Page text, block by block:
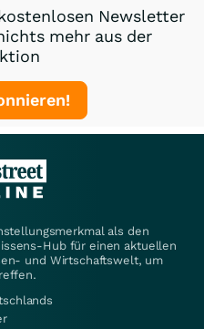
Newsletter
mehr aus der
als den
Hub für einen aktuellen
und Wirtschaftswelt, um